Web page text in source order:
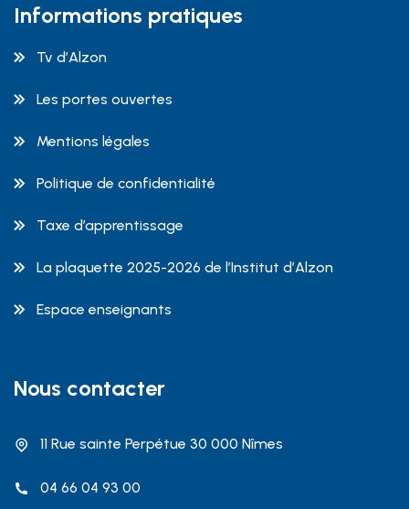
Informations pratiques
Tv d’Alzon
Les portes ouvertes
Mentions légales
Politique de confidentialité
Taxe d’apprentissage
La plaquette 2025-2026 de l’Institut d’Alzon
Espace enseignants
Nous contacter
11 Rue sainte Perpétue 30 000 Nîmes
04 66 04 93 00